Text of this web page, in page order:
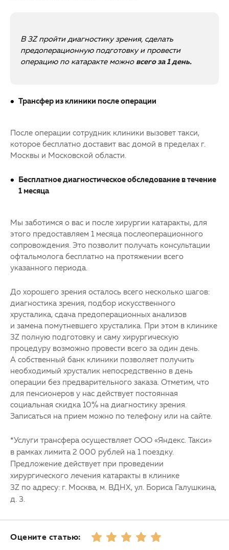
В 3Z пройти диагностику зрения, сделать
предоперационную подготовку и провести
операцию по катаракте можно всего за 1 день.
Трансфер из клиники после операции
После операции сотрудник клиники вызовет такси,
которое бесплатно доставит вас домой в пределах г.
Москвы и Московской области.
Бесплатное диагностическое обследование в течение
1 месяца
Мы заботимся о вас и после хирургии катаракты, для
этого предоставляем 1 месяца послеоперационного
сопровождения. Это позволит получать консультации
офтальмолога бесплатно на протяжении всего
указанного периода.
До хорошего зрения осталось всего несколько шагов:
диагностика зрения, подбор искусственного
хрусталика, сдача предоперационных анализов
и замена помутневшего хрусталика. При этом в клинике
3Z полную подготовку и саму хирургическую
процедуру возможно провести всего за один день.
А собственный банк клиники позволяет получить
необходимый хрусталик непосредственно в день
операции без предварительного заказа. Отметим, что
для пенсионеров у нас действует постоянная
социальная скидка 10% на диагностику зрения.
Записаться на прием можно по телефону или на сайте.
*Услуги трансфера осуществляет ООО «Яндекс. Такси»
в рамках лимита 2 000 рублей на 1 поездку.
Предложение действует при проведении
хирургического лечения катаракты в клинике
3Z по адресу: г. Москва, м. ВДНХ, ул. Бориса Галушкина,
д. 3.
Оцените статью: